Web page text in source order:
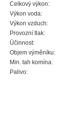
Celkový výkon:
Výkon voda:
Výkon vzduch:
Provozní tlak:
Účinnost:
Objem výměníku:
Min. tah komína:
Palivo: